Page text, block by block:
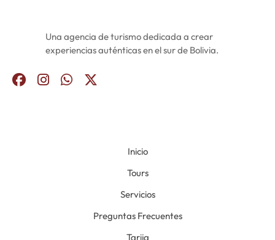
Una agencia de turismo dedicada a crear
experiencias auténticas en el sur de Bolivia.
Inicio
Tours
Servicios
Preguntas Frecuentes
Tarija